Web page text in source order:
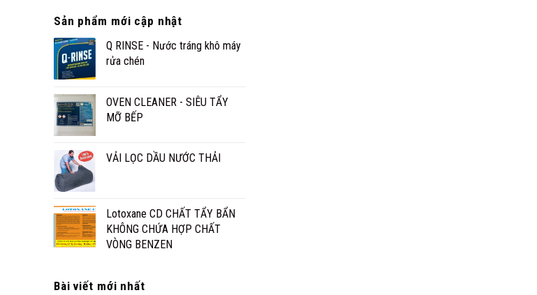
Sản phẩm mới cập nhật
Q RINSE - Nước tráng khô máy
rửa chén
OVEN CLEANER - SIÊU TẨY
MỠ BẾP
VẢI LỌC DẦU NƯỚC THẢI
Lotoxane CD CHẤT TẨY BẨN
KHÔNG CHỨA HỢP CHẤT
VÒNG BENZEN
Bài viết mới nhất